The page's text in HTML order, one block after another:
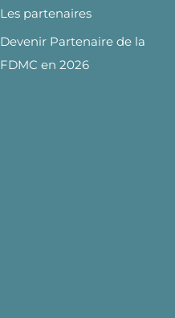
Les partenaires
Devenir Partenaire de la
FDMC en 2026